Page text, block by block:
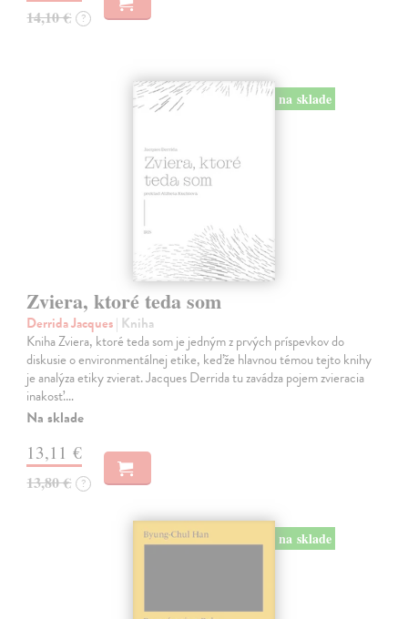
14,10 € ?
na sklade
Zviera, ktoré teda som
Derrida Jacques| Kniha
Kniha Zviera, ktoré teda som je jedným z prvých príspevkov do
diskusie o environmentálnej etike, keďže hlavnou témou tejto knihy
je analýza etiky zvierat. Jacques Derrida tu zavádza pojem zvieracia
inakosť.…
Na sklade
13,11 €
13,80 € ?
na sklade